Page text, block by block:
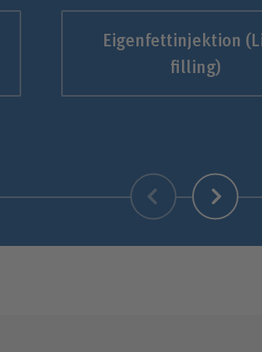
Eigen­fett­injektion
filling)
Zurück Weiter